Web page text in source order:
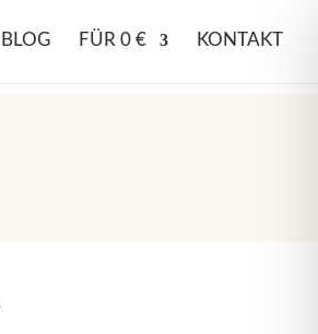
BLOG FÜR 0 € KONTAKT